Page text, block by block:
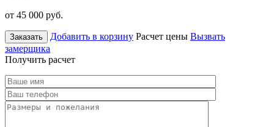
от 45 000 руб.
Заказать Добавить в корзину Расчет цены Вызвать
замерщика
Получить расчет